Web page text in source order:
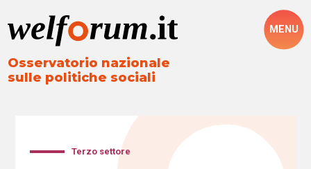
Osservatorio nazionale
sulle politiche sociali
MENU
Terzo settore